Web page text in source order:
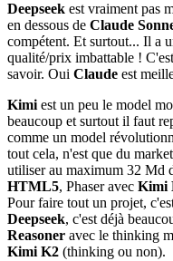
Deepseek est vraiment pas
en dessous de Claude
compétent. Et surtout... Il a
qualité/prix imbattable !
savoir. Oui Claude est
Kimiest un peu le model
beaucoup et surtout il faut
comme un model
tout cela, n'est que du
utiliser au maximum 32 Md
HTML5, Phaser avec Kimi
Pour faire tout un projet,
Deepseek, c'est déjà
Reasoner avec le thinking
Kimi K2 (thinking ou non).